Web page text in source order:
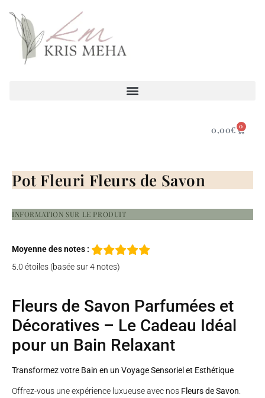
0,00€ 0
Pot Fleuri Fleurs de Savon
INFORMATION SUR LE PRODUIT
Moyenne des notes :
5.0 étoiles (basée sur 4 notes)
Fleurs de Savon Parfumées et
Décoratives – Le Cadeau Idéal
pour un Bain Relaxant
Transformez votre Bain en un Voyage Sensoriel et Esthétique
Offrez-vous une expérience luxueuse avec nos Fleurs de Savon.